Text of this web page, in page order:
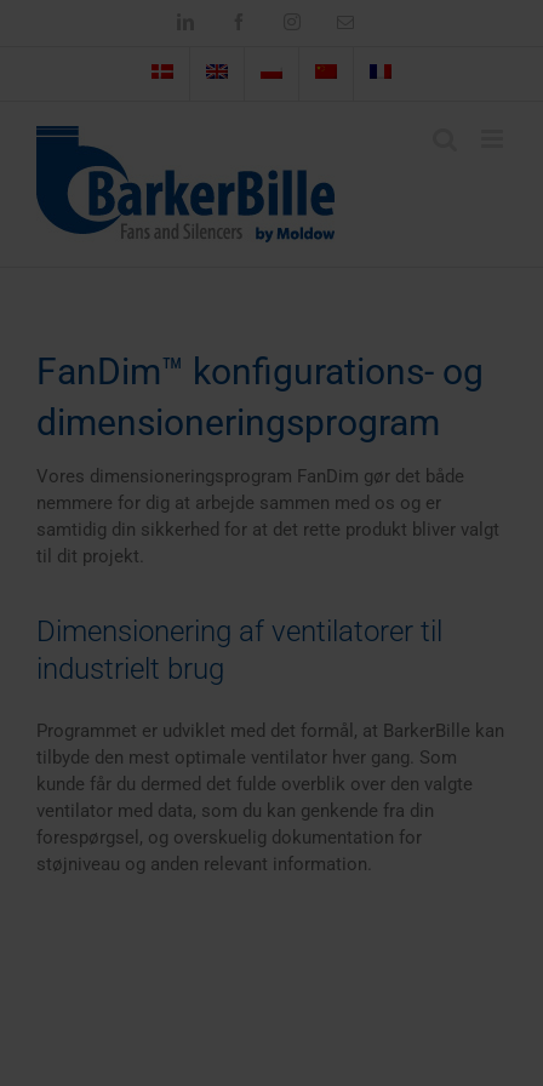
FanDim™ konfigurations- og
dimensioneringsprogram
Vores dimensioneringsprogram FanDim gør det både
nemmere for dig at arbejde sammen med os og er
samtidig din sikkerhed for at det rette produkt bliver valgt
til dit projekt.
Dimensionering af ventilatorer til
industrielt brug
Programmet er udviklet med det formål, at BarkerBille kan
tilbyde den mest optimale ventilator hver gang. Som
kunde får du dermed det fulde overblik over den valgte
ventilator med data, som du kan genkende fra din
forespørgsel, og overskuelig dokumentation for
støjniveau og anden relevant information.